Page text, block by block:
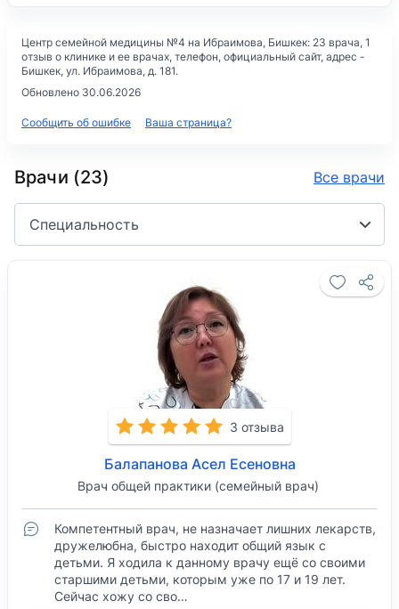
Центр семейной медицины №4 на Ибраимова, Бишкек: 23 врача, 1
отзыв о клинике и ее врачах, телефон, официальный сайт, адрес -
Бишкек, ​ул. Ибраимова, д. 181.
Обновлено 30.06.2026
Сообщить об ошибке Ваша страница?
Врачи (23) Все врачи
Специальность
3 отзыва
Балапанова Асел Есеновна
Врач общей практики (семейный врач)
Компетентный врач, не назначает лишних лекарств,
дружелюбна, быстро находит общий язык с
детьми. Я ходила к данному врачу ещё со своими
старшими детьми, которым уже по 17 и 19 лет.
Сейчас хожу со сво…